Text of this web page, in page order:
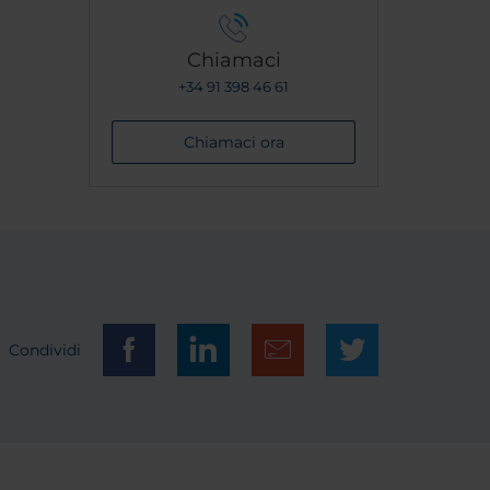
Chiamaci
+34 91 398 46 61
Chiamaci ora
Condividi